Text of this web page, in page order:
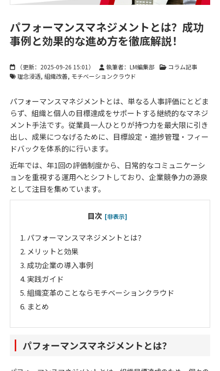
パフォーマンスマネジメントとは？成功
事例と効果的な進め方を徹底解説！
（更新： 2025-09-26 15:01 ） 執筆者：LM編集部
コラム記事
理念浸透 組織改善 モチベーションクラウド
パフォーマンスマネジメントとは、単なる人事評価にとどま
らず、組織と個人の目標達成をサポートする継続的なマネジ
メント手法です。従業員一人ひとりが持つ力を最大限に引き
出し、成果につなげるために、目標設定・進捗管理・フィー
ドバックを体系的に行います。
近年では、年1回の評価制度から、日常的なコミュニケーシ
ョンを重視する運用へとシフトしており、企業競争力の源泉
として注目を集めています。
目次 [非表示]
1. パフォーマンスマネジメントとは？
2. メリットと効果
3. 成功企業の導入事例
4. 実践ガイド
5.組織変革のことならモチベーションクラウド
6. まとめ
パフォーマンスマネジメントとは？